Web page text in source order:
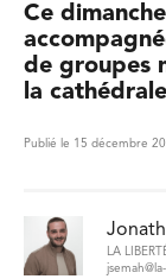
Ce
de groupes
la
Publié le 15 décembre
LA